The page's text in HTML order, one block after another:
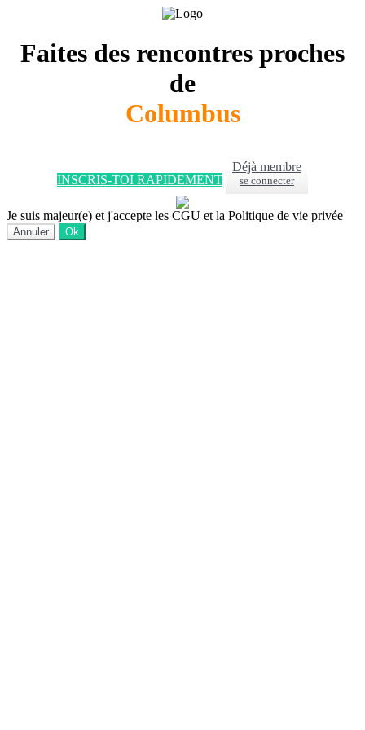
Faites des rencontres proches
de
Columbus
INSCRIS-TOI RAPIDEMENT
Déjà membre
se connecter
Je suis majeur(e) et j'accepte les CGU et la Politique de vie privée
Annuler Ok